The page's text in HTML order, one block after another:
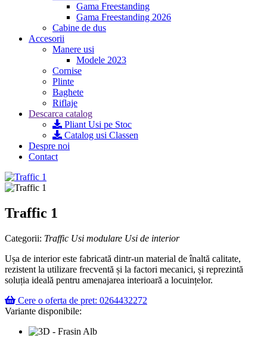
Gama Freestanding
Gama Freestanding 2026
Cabine de dus
Accesorii
Manere usi
Modele 2023
Cornise
Plinte
Baghete
Riflaje
Descarca catalog
Pliant Usi pe Stoc
Catalog usi Classen
Despre noi
Contact
Traffic 1
Categorii: Traffic Usi modulare Usi de interior
Ușa de interior este fabricată dintr-un material de înaltă calitate,
rezistent la utilizare frecventă și la factori mecanici, și reprezintă
soluția ideală pentru amenajarea interioară a locuințelor.
Cere o oferta de pret: 0264432272
Variante disponibile: